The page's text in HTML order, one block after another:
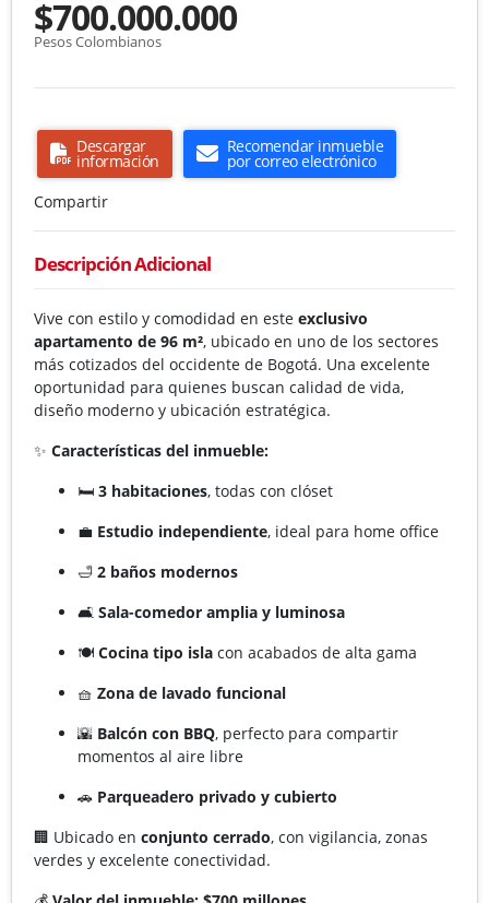
$700.000.000
Pesos Colombianos
Descargar
información
Recomendar inmueble
por correo electrónico
Compartir
Descripción Adicional
Vive con estilo y comodidad en este exclusivo
apartamento de 96 m², ubicado en uno de los sectores
más cotizados del occidente de Bogotá. Una excelente
oportunidad para quienes buscan calidad de vida,
diseño moderno y ubicación estratégica.
✨ Características del inmueble:
🛏️ 3 habitaciones, todas con clóset
💼 Estudio independiente, ideal para home office
🛁 2 baños modernos
🛋️ Sala-comedor amplia y luminosa
🍽️ Cocina tipo isla con acabados de alta gama
🧺 Zona de lavado funcional
🌇 Balcón con BBQ, perfecto para compartir
momentos al aire libre
🚗 Parqueadero privado y cubierto
🏢 Ubicado en conjunto cerrado, con vigilancia, zonas
verdes y excelente conectividad.